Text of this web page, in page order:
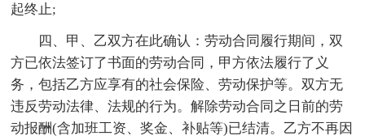
起终止;
四、甲、乙双方在此确认：劳动合同履行期间，双
方已依法签订了书面的劳动合同，甲方依法履行了义
务，包括乙方应享有的社会保险、劳动保护等。双方无
违反劳动法律、法规的行为。解除劳动合同之日前的劳
动报酬(含加班工资、奖金、补贴等)已结清。乙方不再因